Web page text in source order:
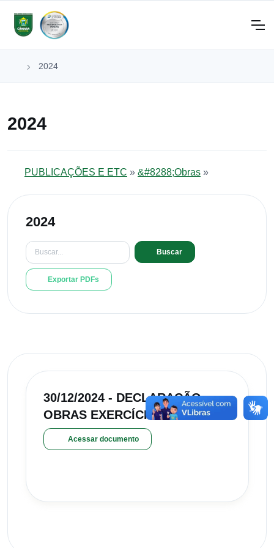
2024
2024
PUBLICAÇÕES E ETC » &#8288;Obras »
2024
Buscar
Exportar PDFs
30/12/2024 - DECLARAÇÃO -
OBRAS EXERCÍCIO 2024
Acessar documento